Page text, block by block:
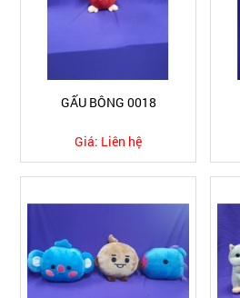
GẤU BÔNG 0018
Giá: Liên hệ